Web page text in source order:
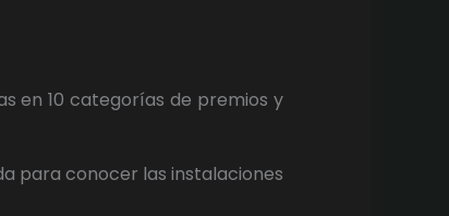
en 10 categorías de premios y
para conocer las instalaciones